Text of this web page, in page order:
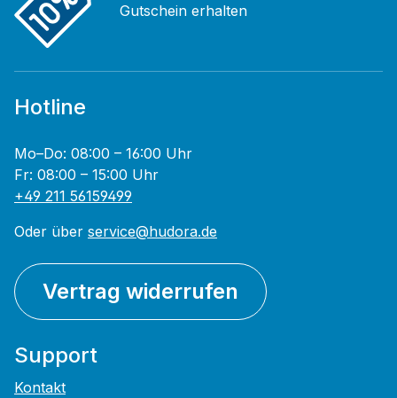
Gutschein erhalten
Hotline
Mo–Do: 08:00 – 16:00 Uhr
Fr: 08:00 – 15:00 Uhr
+49 211 56159499
Oder über service@hudora.de
Vertrag widerrufen
Support
Kontakt